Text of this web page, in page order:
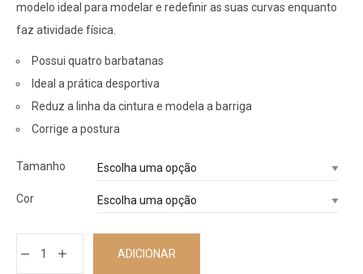
modelo ideal para modelar e redefinir as suas curvas enquanto
faz atividade física.
Possui quatro barbatanas
Ideal a prática desportiva
Reduz a linha da cintura e modela a barriga
Corrige a postura
Tamanho
Cor
ADICIONAR